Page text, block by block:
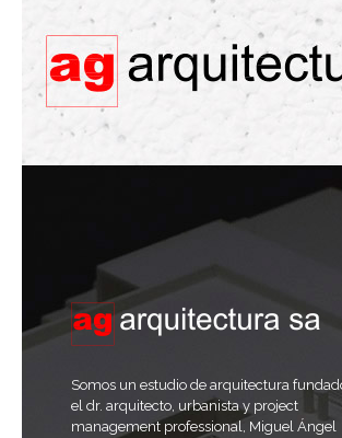
Somos un estudio de arquitectura
el dr. arquitecto, urbanista y project
management professional, Miguel Ángel